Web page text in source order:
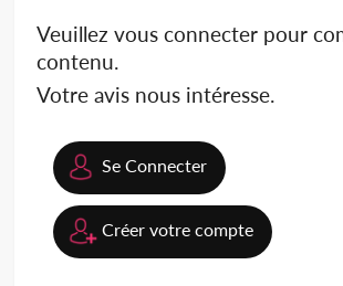
Veuillez vous connecter pour
contenu.
Votre avis nous intéresse.
Se Connecter
Créer votre compte